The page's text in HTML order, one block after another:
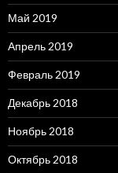
Май 2019
Апрель 2019
Февраль 2019
Декабрь 2018
Ноябрь 2018
Октябрь 2018